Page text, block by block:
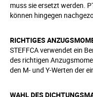
muss sie ersetzt werden.
können hingegen
RICHTIGES
STEFFCA verwendet ein
des richtigen
den M- und Y-Werten der
WAHL DES